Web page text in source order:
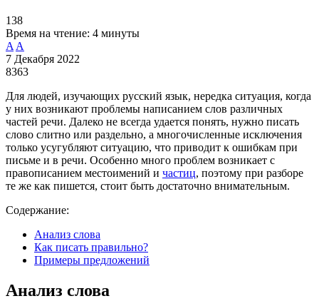
138
Время на чтение: 4 минуты
A A
7 Декабря 2022
8363
Для людей, изучающих русский язык, нередка ситуация, когда
у них возникают проблемы написанием слов различных
частей речи. Далеко не всегда удается понять, нужно писать
слово слитно или раздельно, а многочисленные исключения
только усугубляют ситуацию, что приводит к ошибкам при
письме и в речи. Особенно много проблем возникает с
правописанием местоимений и частиц, поэтому при разборе
те же как пишется, стоит быть достаточно внимательным.
Содержание:
Анализ слова
Как писать правильно?
Примеры предложений
Анализ слова